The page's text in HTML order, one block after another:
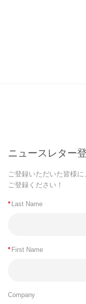
ニュースレター
ご登録いただいた皆様
ご登録ください！
* Last Name
* First Name
Company